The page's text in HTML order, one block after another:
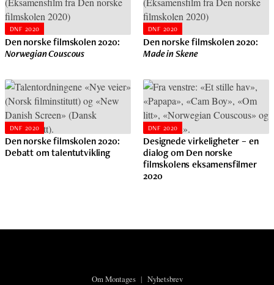
DNF 2020
Den norske filmskolen 2020:
Norwegian Couscous
DNF 2020
Den norske filmskolen 2020:
Made in Skene
DNF 2020
Den norske filmskolen 2020:
Debatt om talentutvikling
DNF 2020
Designede virkeligheter – en
dialog om Den norske
filmskolens eksamensfilmer
2020
Om Montages| Nyhetsbrev